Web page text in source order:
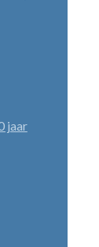
jaar